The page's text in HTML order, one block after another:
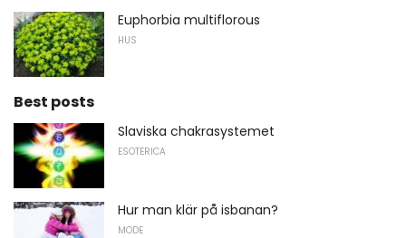
Euphorbia multiflorous
HUS
Best posts
Slaviska chakrasystemet
ESOTERICA
Hur man klär på isbanan?
MODE